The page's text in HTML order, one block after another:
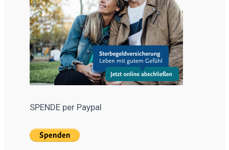
SPENDE per Paypal